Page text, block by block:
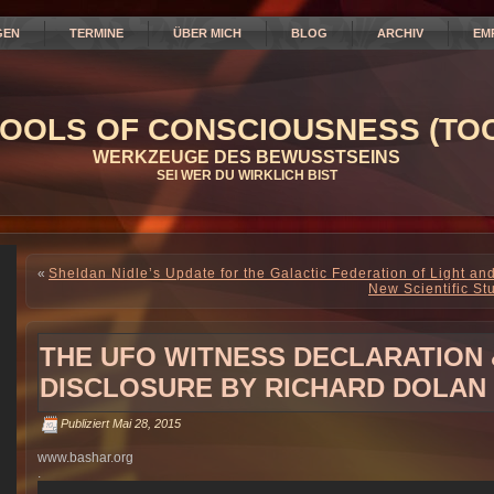
TERMINE ÜBER MICH BLOG ARCHIV
OF CONSCIOUSNESS
WERKZEUGE DES BEWUSSTSEINS
SEI WER DU WIRKLICH BIST
« Sheldan Nidle’s Update for the Galactic Federation of Light
New Scientific
THE UFO WITNESS DECLARATION
DISCLOSURE BY RICHARD DOLAN
Publiziert Mai 28, 2015
www.bashar.org
.